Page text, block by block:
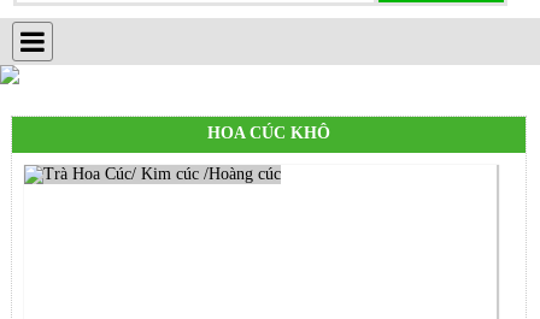
HOA CÚC KHÔ